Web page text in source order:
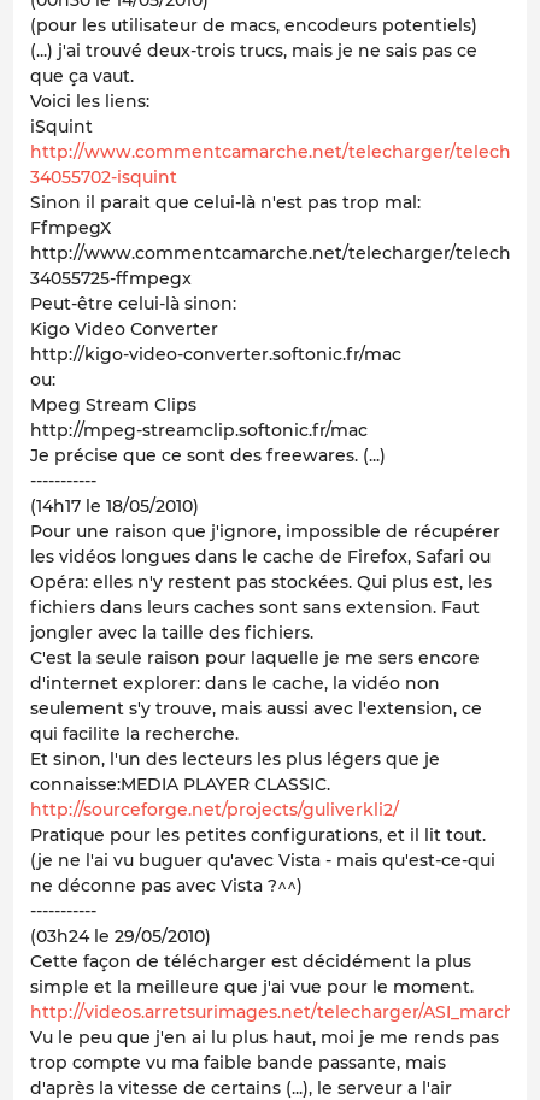
(pour les utilisateur de macs, encodeurs potentiels)
(...) j'ai trouvé deux-trois trucs, mais je ne sais pas ce
que ça vaut.
Voici les liens:
iSquint
http://www.commentcamarche.net/telecharger/
34055702-isquint
Sinon il parait que celui-là n'est pas trop mal:
FfmpegX
http://www.commentcamarche.net/telecharger/
34055725-ffmpegx
Peut-être celui-là sinon:
Kigo Video Converter
http://kigo-video-converter.softonic.fr/mac
ou:
Mpeg Stream Clips
http://mpeg-streamclip.softonic.fr/mac
Je précise que ce sont des freewares. (...)
-----------
(14h17 le 18/05/2010)
Pour une raison que j'ignore, impossible de récupérer
les vidéos longues dans le cache de Firefox, Safari ou
Opéra: elles n'y restent pas stockées. Qui plus est, les
fichiers dans leurs caches sont sans extension. Faut
jongler avec la taille des fichiers.
C'est la seule raison pour laquelle je me sers encore
d'internet explorer: dans le cache, la vidéo non
seulement s'y trouve, mais aussi avec l'extension, ce
qui facilite la recherche.
Et sinon, l'un des lecteurs les plus légers que je
connaisse:MEDIA PLAYER CLASSIC.
http://sourceforge.net/projects/guliverkli2/
Pratique pour les petites configurations, et il lit tout.
(je ne l'ai vu buguer qu'avec Vista - mais qu'est-ce-qui
ne déconne pas avec Vista ?^^)
-----------
(03h24 le 29/05/2010)
Cette façon de télécharger est décidément la plus
simple et la meilleure que j'ai vue pour le moment.
http://videos.arretsurimages.net/telecharger/
Vu le peu que j'en ai lu plus haut, moi je me rends pas
trop compte vu ma faible bande passante, mais
d'après la vitesse de certains (...), le serveur a l'air